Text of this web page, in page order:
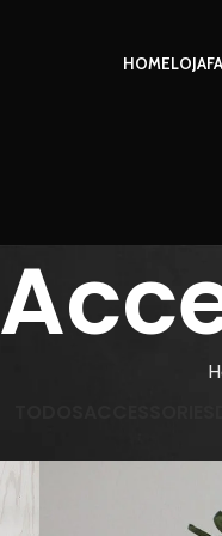
HOMELOJA